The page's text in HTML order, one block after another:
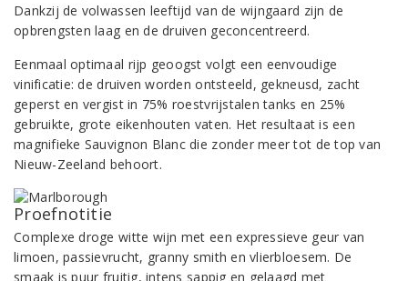
Dankzij de volwassen leeftijd van de wijngaard zijn de
opbrengsten laag en de druiven geconcentreerd.
Eenmaal optimaal rijp geoogst volgt een eenvoudige
vinificatie: de druiven worden ontsteeld, gekneusd, zacht
geperst en vergist in 75% roestvrijstalen tanks en 25%
gebruikte, grote eikenhouten vaten. Het resultaat is een
magnifieke Sauvignon Blanc die zonder meer tot de top van
Nieuw-Zeeland behoort.
Proefnotitie
Complexe droge witte wijn met een expressieve geur van
limoen, passievrucht, granny smith en vlierbloesem. De
smaak is puur fruitig, intens sappig en gelaagd met